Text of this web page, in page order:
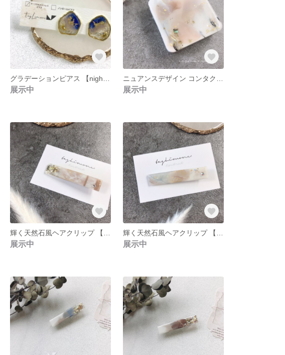
展示中 展示中
展示中 展示中